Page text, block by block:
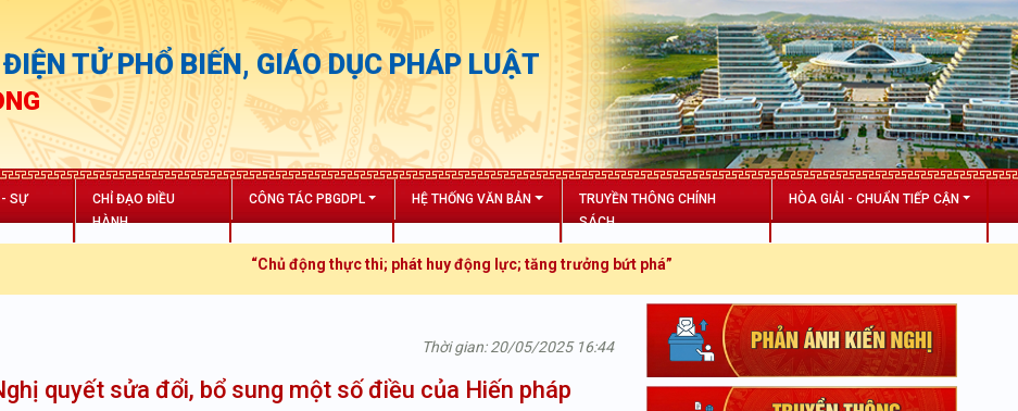
TỬ PHỔ BIẾN, GIÁO DỤC PHÁP LUẬT
- SỰ
CHỈ ĐẠO ĐIỀU
HÀNH
CÔNG TÁC PBGDPL HỆ THỐNG VĂN BẢN
TRUYỀN THÔNG CHÍNH
SÁCH
HÒA GIẢI - CHUẨN TIẾP CẬN
“Chủ động thực thi; phát huy động lực; tăng trưởng bứt phá”
Thời gian: 20/05/2025 16:44
quyết sửa đổi, bổ sung một số điều của Hiến pháp